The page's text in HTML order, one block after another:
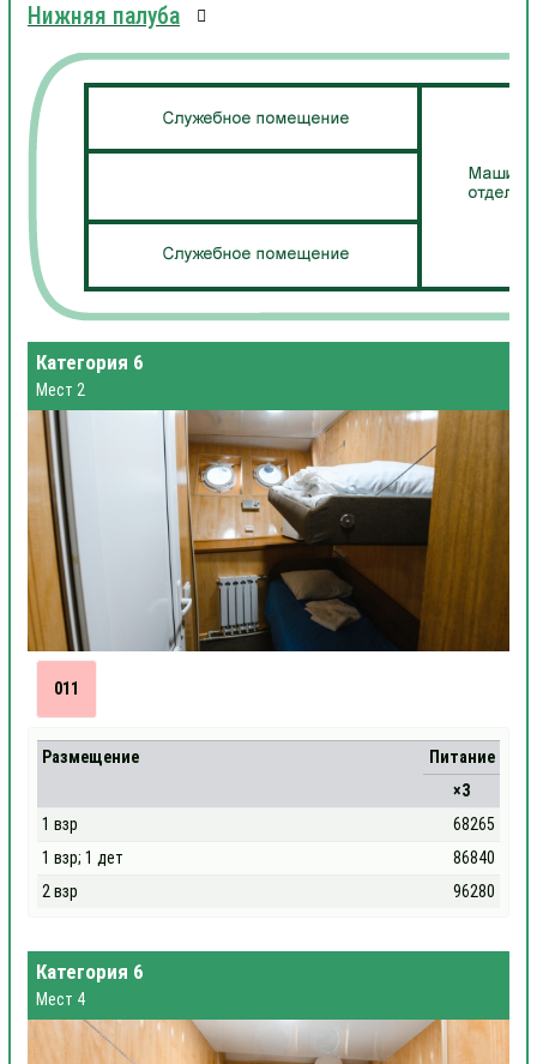
Нижняя палуба
Категория 6
Мест 2
011
Размещение
Питание
×3
1 взр
68265
1 взр; 1 дет
86840
2 взр
96280
Категория 6
Мест 4